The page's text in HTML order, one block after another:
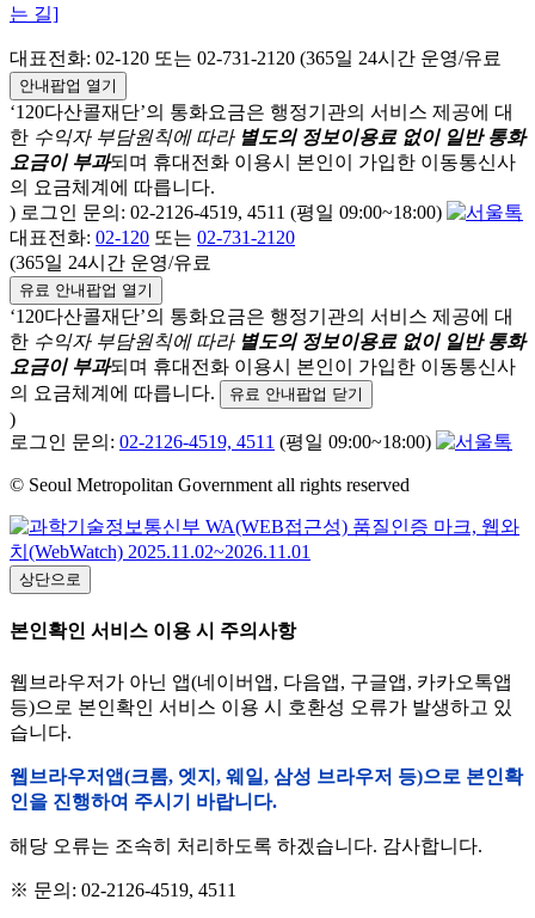
는 길]
대표전화: 02-120 또는 02-731-2120 (365일 24시간 운영/유료
안내팝업 열기
‘120다산콜재단’의 통화요금은 행정기관의 서비스 제공에 대
한 수익자 부담원칙에 따라 별도의 정보이용료 없이 일반 통화
요금이 부과되며 휴대전화 이용시 본인이 가입한 이동통신사
의 요금체계에 따릅니다.
) 로그인 문의: 02-2126-4519, 4511 (평일 09:00~18:00)
대표전화: 02-120 또는 02-731-2120
(365일 24시간 운영/유료
유료 안내팝업 열기
‘120다산콜재단’의 통화요금은 행정기관의 서비스 제공에 대
한 수익자 부담원칙에 따라 별도의 정보이용료 없이 일반 통화
요금이 부과되며 휴대전화 이용시 본인이 가입한 이동통신사
의 요금체계에 따릅니다.
유료 안내팝업 닫기
)
로그인 문의: 02-2126-4519, 4511 (평일 09:00~18:00)
© Seoul Metropolitan Government all rights reserved
상단으로
본인확인 서비스 이용 시 주의사항
웹브라우저가 아닌 앱(네이버앱, 다음앱, 구글앱, 카카오톡앱
등)으로 본인확인 서비스 이용 시 호환성 오류가 발생하고 있
습니다.
웹브라우저앱(크롬, 엣지, 웨일, 삼성 브라우저 등)으로 본인확
인을 진행하여 주시기 바랍니다.
해당 오류는 조속히 처리하도록 하겠습니다. 감사합니다.
※ 문의: 02-2126-4519, 4511